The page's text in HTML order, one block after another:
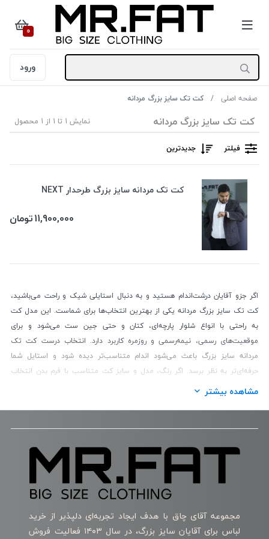
0
ورود
صفحه اصلی کت تک سایز بزرگ مردانه
کت تک سایز بزرگ مردانه نمایش 1 تا 1 از 1 محصول
فیلتر جدیدترین
کت تک مردانه سایز بزرگ طرحدار NEXT
11,900,000تومان
اگر جزو آقایان درشت‌اندام هستید و به دنبال استایلی شیک و راحت می‌باشید،
کت تک سایز بزرگ مردانه یکی از بهترین انتخاب‌ها برای شماست. این مدل کت
به ‌راحتی با انواع شلوار پارچه‌ای، کتان و حتی جین ست می‌شود و برای
موقعیت‌های رسمی، نیمه‌رسمی و روزمره کاربرد دارد. انتخاب درست کت تک
مردانه سایز بزرگ باعث می‌شود اندام متناسب‌تر دیده شود و استایل شما
حرفه‌ای‌تر به نظر برسد. اگر رنگ، مدل و سایز کت متناسب با فرم بدن انتخاب
شود، می‌تواند شانه‌ها را خوش‌فرم‌تر نشان دهد و ظاهر کلی را متعادل‌تر کند. اگر
اگر قصد خرید کت تک مردانه سایز بزرگ را دارید، توجه به چند نکته مهم قبل از
خرید می‌تواند به انتخاب بهتر کمک کند.
انتخاب سایز دقیق بر اساس اندازه دور سینه، سرشانه و قد آستین
توجه به کیفیت پارچه و دوام آن
بررسی نوع دوخت و تمیزی جزئیات کت
مشاهده بیشتر
مجموعه آقای چاق با هدف ایجاد تجربه‌ای دلپذیر از خرید
لباس برای آقایان سایز بزرگ، در سال ۱۴۰۳ فعالیت فروش